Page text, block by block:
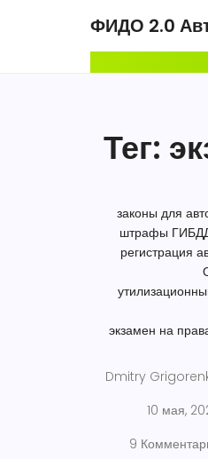
ФИДО 2.0
Тег:
законы для
штрафы
регистрация
экзамен на
Dmitry
10 мая,
9